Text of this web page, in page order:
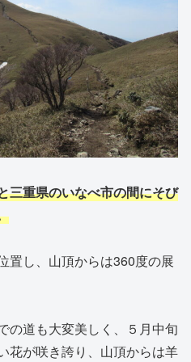
三重県のいなべ市の間にそび
置し、山頂からは360度の展
の道も大変美しく、５月中旬
花が咲き誇り、山頂からは羊